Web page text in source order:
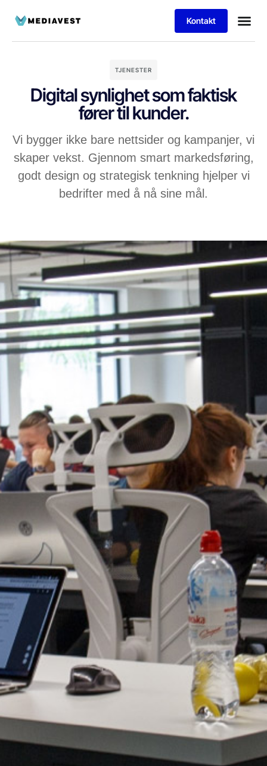
Kontakt
TJENESTER
Digital synlighet som faktisk
fører til kunder.
Vi bygger ikke bare nettsider og kampanjer, vi
skaper vekst. Gjennom smart markedsføring,
godt design og strategisk tenkning hjelper vi
bedrifter med å nå sine mål.